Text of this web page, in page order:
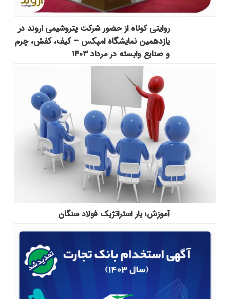
روایتی کوتاه از حضور شرکت پتروشیمی اروند در
یازدهمین نمایشگاه امپکس‌ – کیف، کفش، چرم
و صنایع وابسته در مرداد ۱۴۰۳
آموزش؛ یار استراتژیک فولاد سنگان